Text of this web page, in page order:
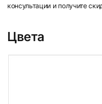
консультации и получите
Цвета